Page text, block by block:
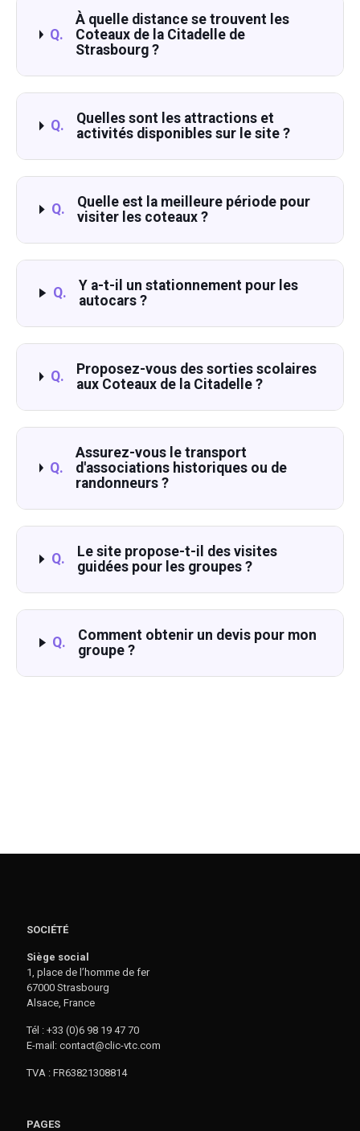
Q.
À quelle distance se trouvent les
Coteaux de la Citadelle de
Strasbourg ?
Q.
Quelles sont les attractions et
activités disponibles sur le site ?
Q.
Quelle est la meilleure période pour
visiter les coteaux ?
Q.
Y a-t-il un stationnement pour les
autocars ?
Q.
Proposez-vous des sorties scolaires
aux Coteaux de la Citadelle ?
Q.
Assurez-vous le transport
d'associations historiques ou de
randonneurs ?
Q.
Le site propose-t-il des visites
guidées pour les groupes ?
Q.
Comment obtenir un devis pour mon
groupe ?
SOCIÉTÉ
Siège social
1, place de l’homme de fer
67000 Strasbourg
Alsace, France
Tél : +33 (0)6 98 19 47 70
E-mail: contact@clic-vtc.com
TVA : FR63821308814
PAGES